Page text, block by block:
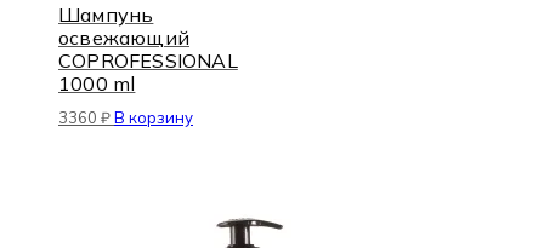
Шампунь
освежающий
COPROFESSIONAL
1000 ml
3360 ₽В корзину